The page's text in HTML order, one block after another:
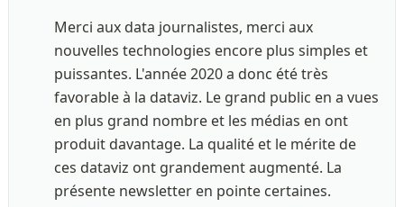
Merci aux data journalistes, merci aux
nouvelles technologies encore plus simples et
puissantes. L'année 2020 a donc été très
favorable à la dataviz. Le grand public en a vues
en plus grand nombre et les médias en ont
produit davantage. La qualité et le mérite de
ces dataviz ont grandement augmenté. La
présente newsletter en pointe certaines.